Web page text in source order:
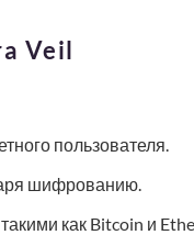
Veil
пользователя.
шифрованию.
как Bitcoin и